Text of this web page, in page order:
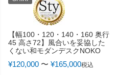
【幅100・120・140・160 奥行
45 高さ72】風合いを妥協した
くない和モダンデスクNOKO
¥120,000 〜 ¥165,000税込